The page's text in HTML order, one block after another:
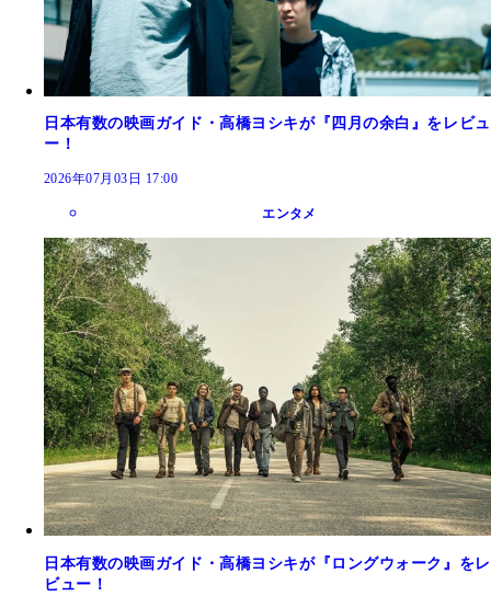
日本有数の映画ガイド・高橋ヨシキが『四月の余白』をレビュ
ー！
2026年07月03日 17:00
エンタメ
日本有数の映画ガイド・高橋ヨシキが『ロングウォーク』をレ
ビュー！